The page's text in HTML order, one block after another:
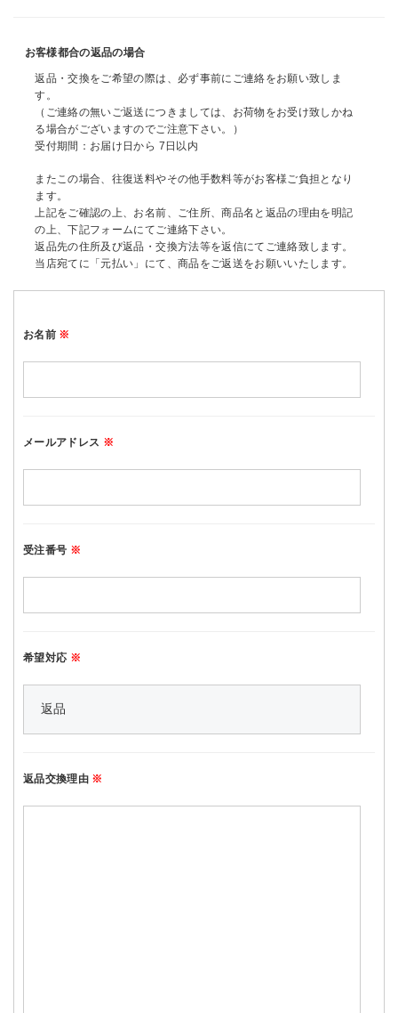
お客様都合の返品の場合
返品・交換をご希望の際は、必ず事前にご連絡をお願い致しま
す。
（ご連絡の無いご返送につきましては、お荷物をお受け致しかね
る場合がございますのでご注意下さい。）
受付期間：お届け日から 7日以内
またこの場合、往復送料やその他手数料等がお客様ご負担となり
ます。
上記をご確認の上、お名前、ご住所、商品名と返品の理由を明記
の上、下記フォームにてご連絡下さい。
返品先の住所及び返品・交換方法等を返信にてご連絡致します。
当店宛てに「元払い」にて、商品をご返送をお願いいたします。
お名前 ※
メールアドレス ※
受注番号 ※
希望対応 ※
返品交換理由 ※